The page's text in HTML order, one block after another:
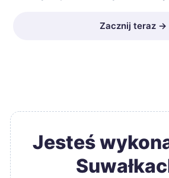
Zacznij teraz →
Jesteś